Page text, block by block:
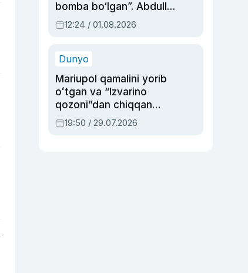
bomba bo‘lgan”. Abdulla
Oripovni siyosiy
ayblovlardan asrab
12:24 / 01.08.2026
Dunyo
Mariupol qamalini yorib
oʻtgan va “Izvarino
qozoni”dan chiqqan
qahramon — Ukraina
armiyasi bosh
19:50 / 29.07.2026